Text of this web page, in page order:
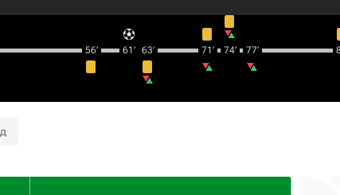
56‎’‎ 61‎’‎ 63‎’‎ 71‎’‎ 74‎’‎ 77‎’‎